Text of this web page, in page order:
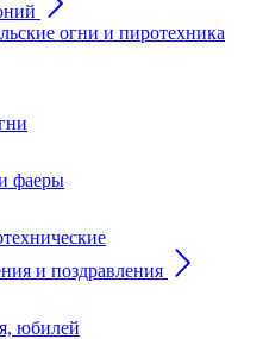
огни и пиротехника
фаеры
и поздравления
юбилей